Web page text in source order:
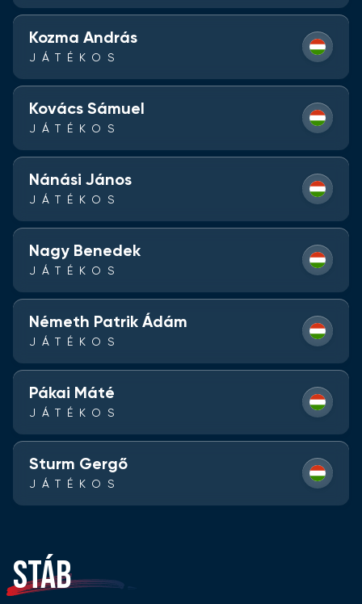
Kozma András
JÁTÉKOS
Kovács Sámuel
JÁTÉKOS
Nánási János
JÁTÉKOS
Nagy Benedek
JÁTÉKOS
Németh Patrik Ádám
JÁTÉKOS
Pákai Máté
JÁTÉKOS
Sturm Gergő
JÁTÉKOS
STÁB